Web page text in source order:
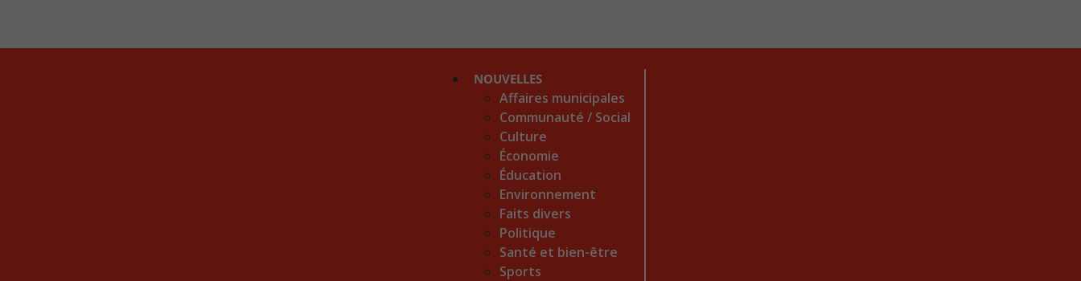
NOUVELLES
Affaires municipales
Communauté / Social
Culture
Économie
Éducation
Environnement
Faits divers
Politique
Santé et bien-être
Sports